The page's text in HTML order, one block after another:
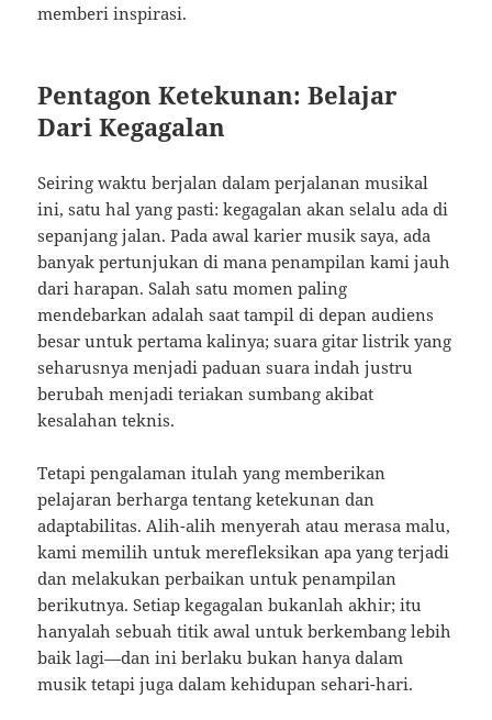
memberi inspirasi.
Pentagon Ketekunan: Belajar
Dari Kegagalan
Seiring waktu berjalan dalam perjalanan musikal
ini, satu hal yang pasti: kegagalan akan selalu ada di
sepanjang jalan. Pada awal karier musik saya, ada
banyak pertunjukan di mana penampilan kami jauh
dari harapan. Salah satu momen paling
mendebarkan adalah saat tampil di depan audiens
besar untuk pertama kalinya; suara gitar listrik yang
seharusnya menjadi paduan suara indah justru
berubah menjadi teriakan sumbang akibat
kesalahan teknis.
Tetapi pengalaman itulah yang memberikan
pelajaran berharga tentang ketekunan dan
adaptabilitas. Alih-alih menyerah atau merasa malu,
kami memilih untuk merefleksikan apa yang terjadi
dan melakukan perbaikan untuk penampilan
berikutnya. Setiap kegagalan bukanlah akhir; itu
hanyalah sebuah titik awal untuk berkembang lebih
baik lagi—dan ini berlaku bukan hanya dalam
musik tetapi juga dalam kehidupan sehari-hari.